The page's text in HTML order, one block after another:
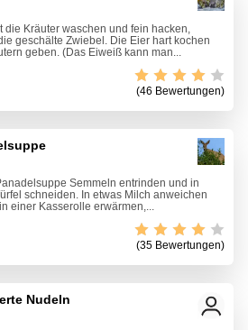
die Kräuter waschen und fein hacken,
geschälte Zwiebel. Die Eier hart kochen
geben. (Das Eiweiß kann man...
(46 Bewertungen)
Semmeln entrinden und in
schneiden. In etwas Milch anweichen
einer Kasserolle erwärmen,...
(35 Bewertungen)
Nudeln